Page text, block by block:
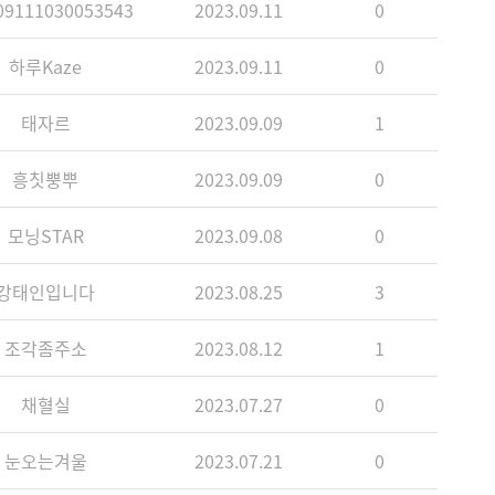
2023.09.11 0
하루Kaze 2023.09.11 0
태자르 2023.09.09 1
흥칫뿡뿌 2023.09.09 0
모닝STAR 2023.09.08 0
태인입니다 2023.08.25 3
조각좀주소 2023.08.12 1
채혈실 2023.07.27 0
눈오는겨울 2023.07.21 0